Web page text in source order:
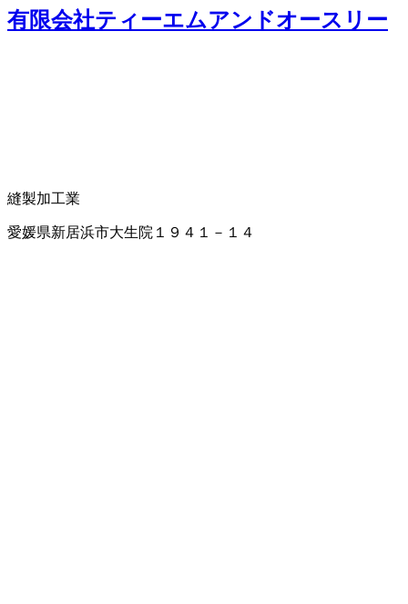
有限会社ティーエムアンドオースリー
縫製加工業
愛媛県新居浜市大生院１９４１－１４